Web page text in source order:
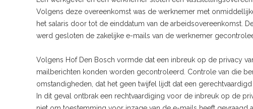
Volgens deze overeenkomst was de werknemer met
het salaris door tot de einddatum van de arbeidsovereenkomst.
werd gesloten de zakelijke e-mails van de werknemer
Volgens Hof Den Bosch vormde dat een inbreuk op de privacy
mailberichten konden worden gecontroleerd. Controle van die
omstandigheden, dat het geen twijfel lijdt dat een
In dit geval ontbrak een rechtvaardiging voor de inbreuk op de